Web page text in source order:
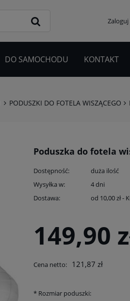
Zaloguj
DO SAMOCHODU KONTAKT
PODUSZKI DO FOTELA WISZĄCEGO
Poduszka do fotela
Dostępność:
duża ilość
Wysyłka w:
4 dni
Dostawa:
od 10,00 zł-
płatności
149,90
Cena netto: 121,87 zł
* Rozmiar poduszki: